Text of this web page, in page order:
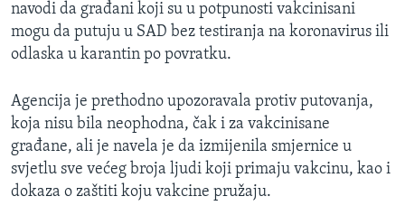
navodi da građani koji su u potpunosti vakcinisani
mogu da putuju u SAD bez testiranja na koronavirus ili
odlaska u karantin po povratku.
Agencija je prethodno upozoravala protiv putovanja,
koja nisu bila neophodna, čak i za vakcinisane
građane, ali je navela je da izmijenila smjernice u
svjetlu sve većeg broja ljudi koji primaju vakcinu, kao i
dokaza o zaštiti koju vakcine pružaju.